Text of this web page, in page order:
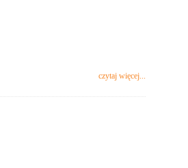
czytaj więcej...